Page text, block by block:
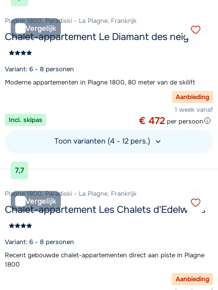
Vergelijk
Plagne 1800, Paradiski - La Plagne, Frankrijk
Chalet-appartement Le Diamant des neiges
Variant: 6 - 8 personen
Moderne appartementen in Plagne 1800, 80 meter van de skilift
Aanbieding
1 week vanaf
€ 472 per persoon
Incl. skipas
Toon varianten (4 - 12 pers.)
Bekijk accommodatie
7,7
Vergelijk
Plagne 1800, Paradiski - La Plagne, Frankrijk
Chalet-appartement Les Chalets d'Edelweiss
Variant: 6 - 8 personen
Recent gebouwde chalet-appartementen direct aan piste in Plagne
1800
Aanbieding